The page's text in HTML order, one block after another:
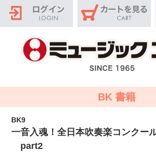
BK 書籍
BK9
一音入魂！全日本吹奏楽コンクー
part2